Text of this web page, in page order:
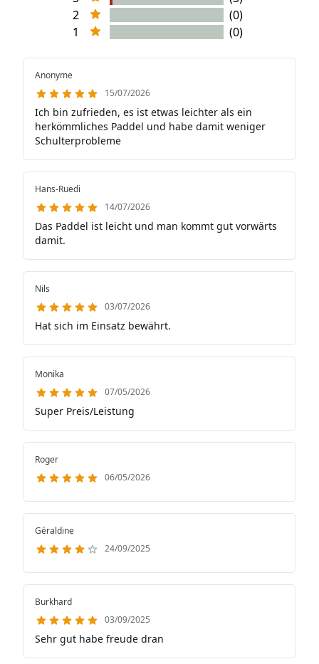
2
(0)
1
(0)
Anonyme
15/07/2026
Ich bin zufrieden, es ist etwas leichter als ein
herkömmliches Paddel und habe damit weniger
Schulterprobleme
Hans-Ruedi
14/07/2026
Das Paddel ist leicht und man kommt gut vorwärts
damit.
Nils
03/07/2026
Hat sich im Einsatz bewährt.
Monika
07/05/2026
Super Preis/Leistung
Roger
06/05/2026
Géraldine
24/09/2025
Burkhard
03/09/2025
Sehr gut habe freude dran